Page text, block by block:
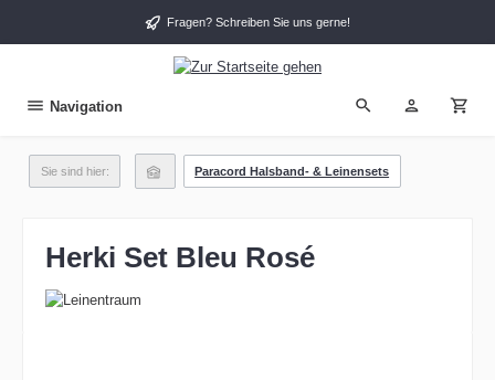
Fragen? Schreiben Sie uns gerne!
Navigation
Sie sind hier: Paracord Halsband- & Leinensets
Herki Set Bleu Rosé